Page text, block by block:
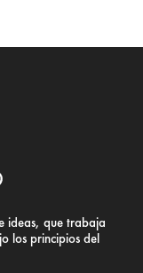
ideas, que trabaja
los principios del